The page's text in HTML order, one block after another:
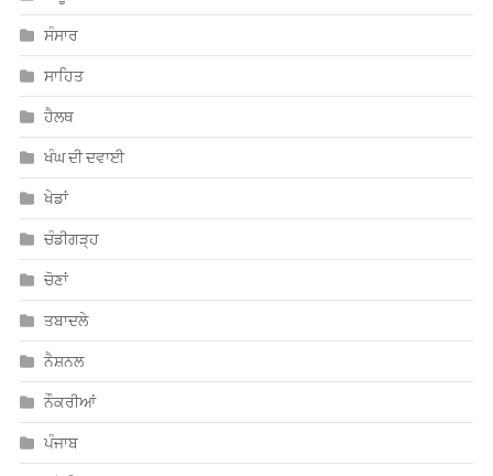
ਸੰਸਾਰ
ਸਾਹਿਤ
ਹੈਲਥ
ਖੰਘ ਦੀ ਦਵਾਈ
ਖੇਡਾਂ
ਚੰਡੀਗੜ੍ਹ
ਚੋਣਾਂ
ਤਬਾਦਲੇ
ਨੈਸ਼ਨਲ
ਨੌਕਰੀਆਂ
ਪੰਜਾਬ
ਮਨੋਰੰਜਨ